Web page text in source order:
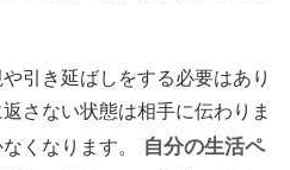
引き延ばしをする必要はあり
さない状態は相手に伝わりま
くなります。
自分の生活ペ